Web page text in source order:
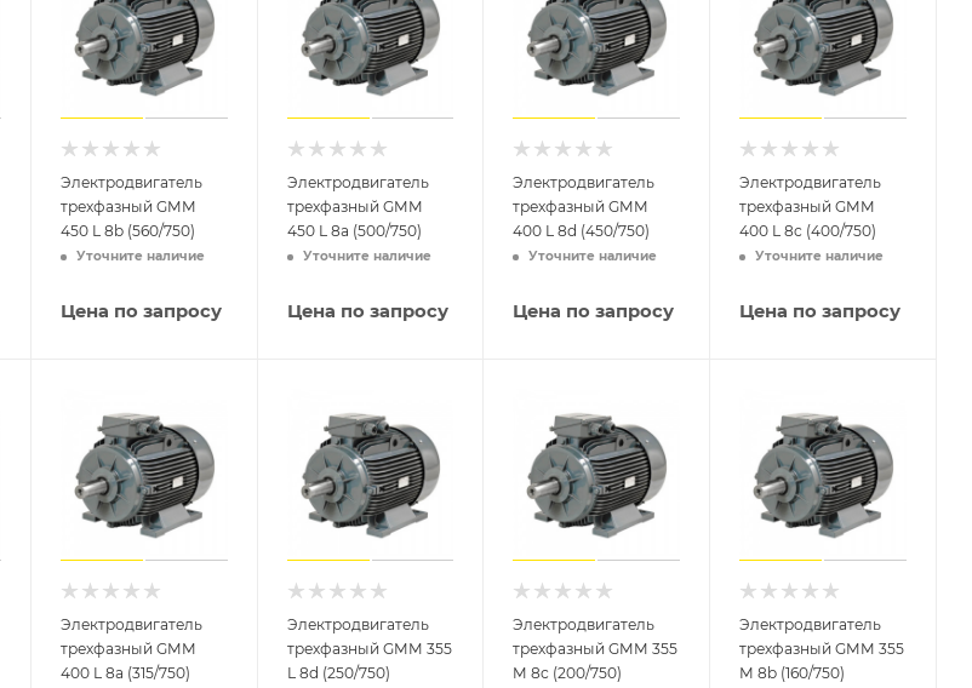
Электродвигатель
трехфазный GMM
450 L 8b (560/750)
Уточните наличие
Цена по запросу
Электродвигатель
трехфазный GMM
450 L 8a (500/750)
Уточните наличие
Цена по запросу
Электродвигатель
трехфазный GMM
400 L 8d (450/750)
Уточните наличие
Цена по запросу
Электродвигатель
трехфазный GMM
400 L 8c (400/750)
Уточните наличие
Цена по запросу
Электродвигатель
трехфазный GMM
400 L 8a (315/750)
Электродвигатель
трехфазный GMM 355
L 8d (250/750)
Электродвигатель
трехфазный GMM 355
M 8c (200/750)
Электродвигатель
трехфазный GMM 355
М 8b (160/750)